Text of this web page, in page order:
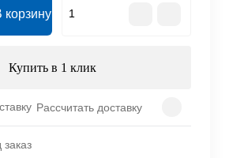
корзину
Купить в 1 клик
Рассчитать доставку
заказ